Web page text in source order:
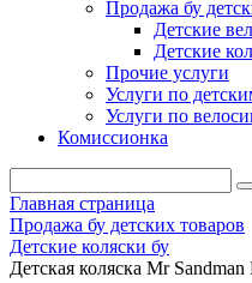
Продажа бу
Детские
Детские
Прочие услуги
Услуги по
Услуги по
Комиссионка
Главная страница
Продажа бу детских товаров
Детские коляски бу
Детская коляска Mr